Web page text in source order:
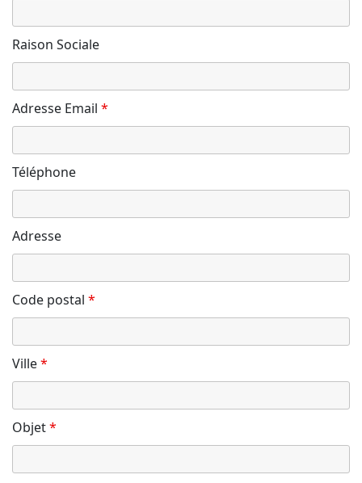
Raison Sociale
Adresse Email *
Téléphone
Adresse
Code postal *
Ville*
Objet*